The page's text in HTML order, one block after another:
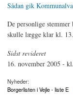
Sådan gik
De personlige
skulle lægge klar kl. 13.
Sidst revideret
16. november 2005 -
Nyheder:
Borgerlisten i Vejle - liste E